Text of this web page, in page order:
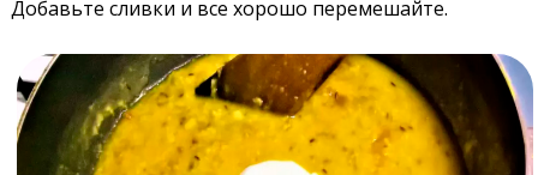
Добавьте сливки и все хорошо перемешайте.